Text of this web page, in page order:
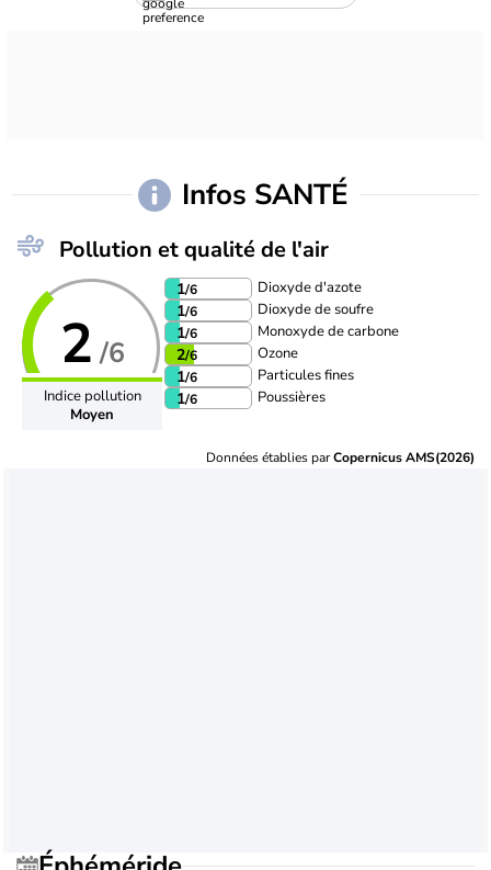
Infos SANTÉ
Pollution et qualité de l'air
2 /6
Indice pollution
Moyen
1/6 Dioxyde d'azote
1/6 Dioxyde de soufre
1/6 Monoxyde de carbone
2/6 Ozone
1/6 Particules fines
1/6 Poussières
Données établies parCopernicus AMS(2026)